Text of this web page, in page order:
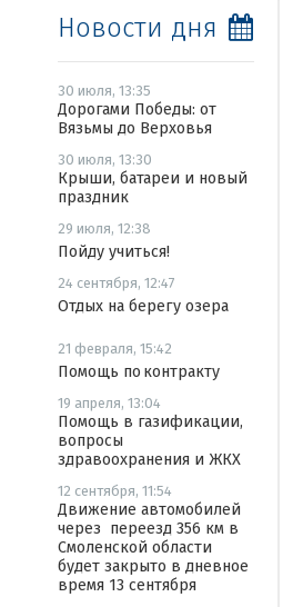
Новости дня
30 июля, 13:35
Дорогами Победы: от
Вязьмы до Верховья
30 июля, 13:30
Крыши, батареи и новый
праздник
29 июля, 12:38
Пойду учиться!
24 сентября, 12:47
Отдых на берегу озера
21 февраля, 15:42
Помощь по контракту
19 апреля, 13:04
Помощь в газификации,
вопросы
здравоохранения и ЖКХ
12 сентября, 11:54
Движение автомобилей
через переезд 356 км в
Смоленской области
будет закрыто в дневное
время 13 сентября